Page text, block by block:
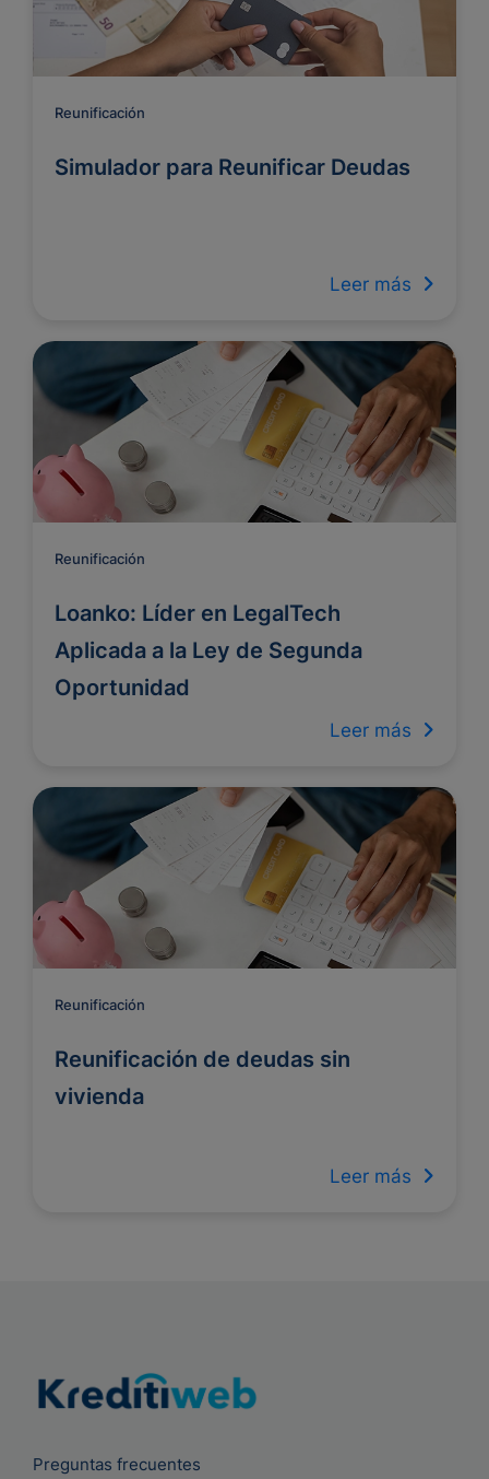
Reunificación
Simulador para Reunificar Deudas
Leer más
Reunificación
Loanko: Líder en LegalTech
Aplicada a la Ley de Segunda
Oportunidad
Leer más
Reunificación
Reunificación de deudas sin
vivienda
Leer más
Preguntas frecuentes